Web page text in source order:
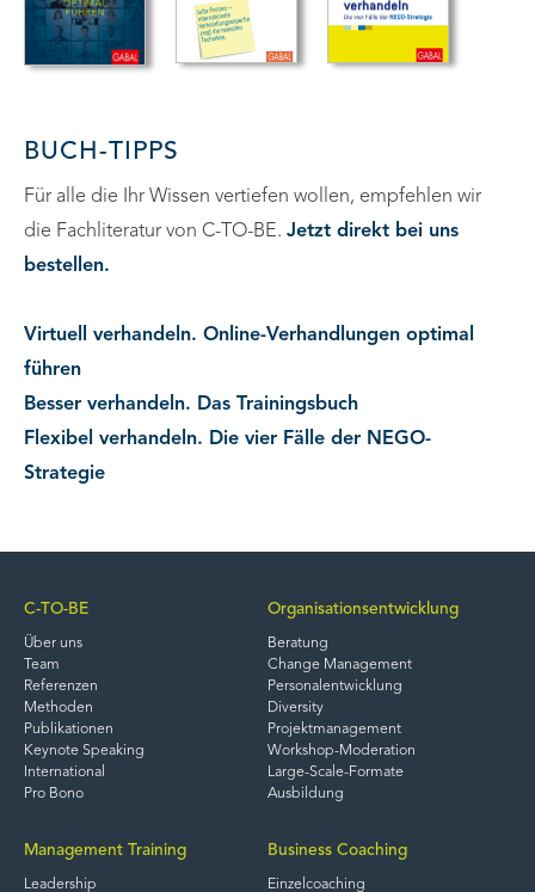
BUCH-TIPPS
Für alle die Ihr Wissen vertiefen wollen, empfehlen wir
die Fachliteratur von C-TO-BE. Jetzt direkt bei uns
bestellen.
Virtuell verhandeln. Online-Verhandlungen optimal
führen
Besser verhandeln. Das Trainingsbuch
Flexibel verhandeln. Die vier Fälle der NEGO-
Strategie
C-TO-BE
Über uns
Team
Referenzen
Methoden
Publikationen
Keynote Speaking
International
Pro Bono
Organisationsentwicklung
Beratung
Change Management
Personalentwicklung
Diversity
Projektmanagement
Workshop-Moderation
Large-Scale-Formate
Ausbildung
Management Training
Leadership
Business Coaching
Einzelcoaching